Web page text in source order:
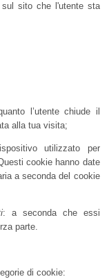
sito che l'utente sta
l’utente chiude il
alla tua visita;
utilizzato per
cookie hanno date
a seconda del cookie
: a seconda che essi
parte.
di cookie: